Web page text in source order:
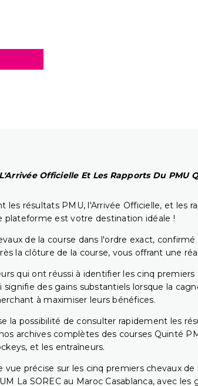
Officielle Et Les Rapports Du PMU
résultats PMU, l'Arrivée Officielle, et les
plateforme est votre destination idéale !
de la course dans l'ordre exact,
la clôture de la course, vous offrant une
qui ont réussi à identifier les cinq
des gains substantiels lorsque la
à maximiser leurs bénéfices.
la possibilité de consulter rapidement les
archives complètes des courses Quinté
et les entraîneurs.
précise sur les cinq premiers chevaux
La SOREC au Maroc Casablanca, avec